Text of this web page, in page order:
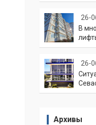
26-
В
26-
Архивы